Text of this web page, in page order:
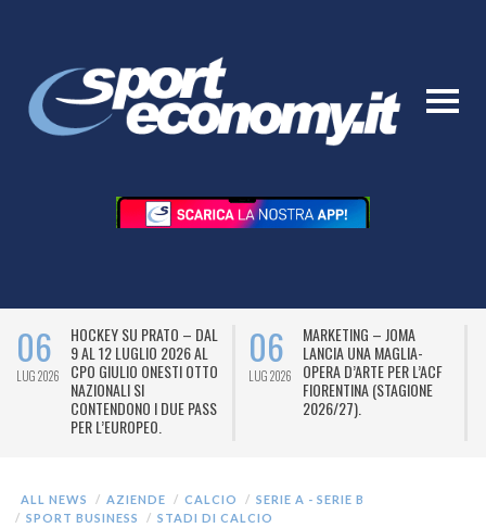
06
LUG 2026
HOCKEY SU PRATO – DAL
9 AL 12 LUGLIO 2026 AL
CPO GIULIO ONESTI OTTO
NAZIONALI SI
CONTENDONO I DUE PASS
PER L’EUROPEO.
06
LUG 2026
MARKETING – JOMA
LANCIA UNA MAGLIA-
OPERA D’ARTE PER L’ACF
FIORENTINA (STAGIONE
2026/27).
ALL NEWS AZIENDE CALCIO
SERIE A - SERIE B
SPORT BUSINESS
STADI DI CALCIO